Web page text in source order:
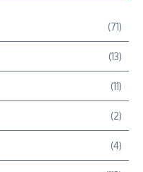
(71)
(13)
(11)
(2)
(4)